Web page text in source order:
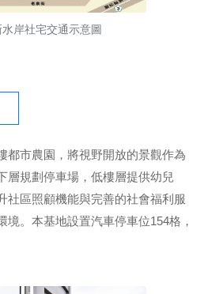
水岸社宅交通示意圖
都市農園，將視野開放的景觀作為
層規劃停車場，低樓層提供幼兒
社區照顧機能與完善的社會福利服
境。本基地設置汽車停車位154格，